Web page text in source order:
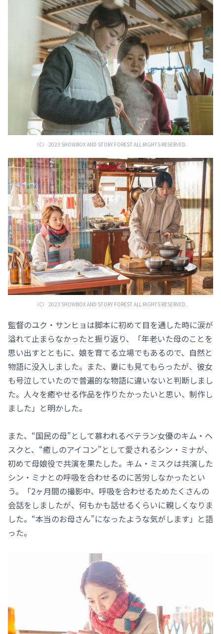
（C） 2023 SHOWBOX AND STORY FOREST ALL RIGHTS RESERVED.
（C） 2023 SHOWBOX AND STORY FOREST ALL RIGHTS RESERVED.
監督のユク・サンヒョは脚本に初めて目を通した時に涙が
溢れて止まらなかったと振り返り、「年老いた母のことを
思い出すとともに、娘を育てる立場でもあるので、自然と
物語に没入しました。また、妻にも見てもらったが、彼女
も号泣していたので普遍的な物語に違いないと判断しまし
た。人々を癒やせる作品を作りたかったいと思い、制作し
ました」と明かした。
また、“国民の母”として慕われるベテラン女優のキム・ヘ
スクと、“癒しのアイコン”として愛されるシン・ミナが、
初めて母娘役で共演を果たした。キム・ミスクは共演した
シン・ミナとの呼吸を合わせるのに苦労しなかったとい
う。「2ヶ月間の撮影中、呼吸を合わせるためたくさんの
会話をしましたが、何もかも話せるくらいに親しくなりま
した。“本当のお母さん”になったような気がします」と語
った。